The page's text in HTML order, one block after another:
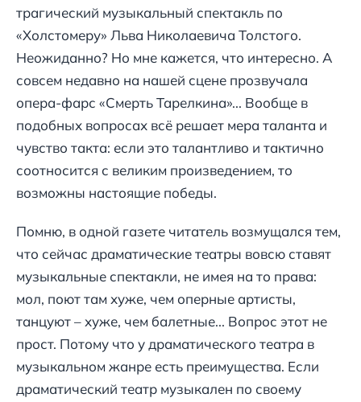
трагический музыкальный спектакль по
«Холстомеру» Льва Николаевича Толстого.
Неожиданно? Но мне кажется, что интересно. А
совсем недавно на нашей сцене прозвучала
опера-фарс «Смерть Тарелкина»... Вообще в
подобных вопросах всё решает мера таланта и
чувство такта: если это талантливо и тактично
соотносится с великим произведением, то
возможны настоящие победы.
Помню, в одной газете читатель возмущался тем,
что сейчас драматические театры вовсю ставят
музыкальные спектакли, не имея на то права:
мол, поют там хуже, чем оперные артисты,
танцуют – хуже, чем балетные... Вопрос этот не
прост. Потому что у драматического театра в
музыкальном жанре есть преимущества. Если
драматический театр музыкален по своему